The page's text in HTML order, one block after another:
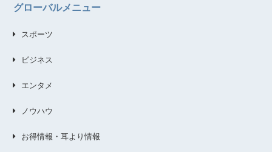
グローバルメニュー
スポーツ
ビジネス
エンタメ
ノウハウ
お得情報・耳より情報